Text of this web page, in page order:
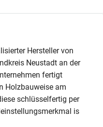
Hersteller von
Neustadt an der
fertigt
Holzbauweise am
schlüsselfertig per
is